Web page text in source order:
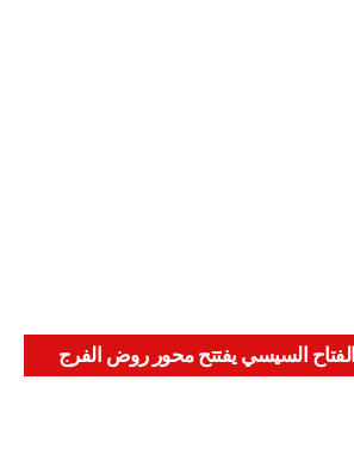
السيسي يفتتح محور روض الفرج